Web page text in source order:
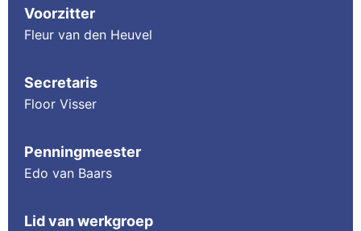
Voorzitter
Fleur van den Heuvel
Secretaris
Floor Visser
Penningmeester
Edo van Baars
Lid van werkgroep